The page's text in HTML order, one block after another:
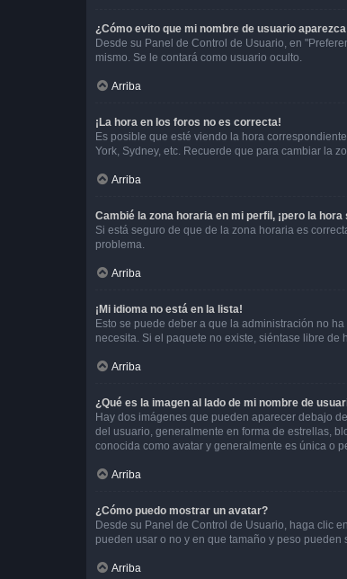
¿Cómo evito que mi nombre de usuario
Desde su Panel de Control de Usuario, en
mismo. Se le contará como usuario oculto.
Arriba
¡La hora en los foros no es correcta!
Es posible que esté viendo la hora
York, Sydney, etc. Recuerde que para cambiar la
Arriba
Cambié la zona horaria en mi perfil, ¡pero la
Si está seguro de que de la zona horaria es
problema.
Arriba
¡Mi idioma no está en la lista!
Esto se puede deber a que la administración no
necesita. Si el paquete no existe, siéntase libre
Arriba
¿Qué es la imagen al lado de mi nombre de
Hay dos imágenes que pueden aparecer debajo
del usuario, generalmente en forma de estrellas,
conocida como avatar y generalmente es única o
Arriba
¿Cómo puedo mostrar un avatar?
Desde su Panel de Control de Usuario, haga clic
pueden usar o no y en que tamaño y peso
Arriba